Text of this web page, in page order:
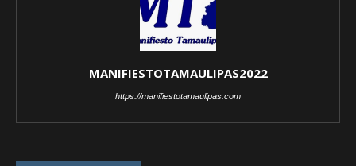
MANIFIESTOTAMAULIPAS2022
https://manifiestotamaulipas.com